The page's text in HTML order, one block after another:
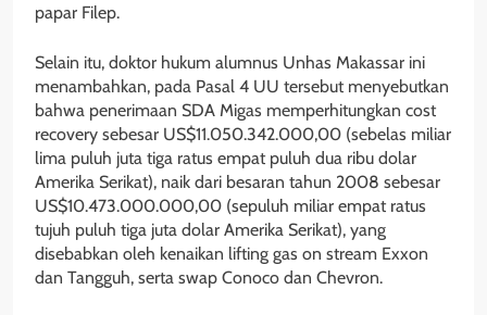
papar Filep.
Selain itu, doktor hukum alumnus Unhas Makassar ini
menambahkan, pada Pasal 4 UU tersebut menyebutkan
bahwa penerimaan SDA Migas memperhitungkan cost
recovery sebesar US$11.050.342.000,00 (sebelas miliar
lima puluh juta tiga ratus empat puluh dua ribu dolar
Amerika Serikat), naik dari besaran tahun 2008 sebesar
US$10.473.000.000,00 (sepuluh miliar empat ratus
tujuh puluh tiga juta dolar Amerika Serikat), yang
disebabkan oleh kenaikan lifting gas on stream Exxon
dan Tangguh, serta swap Conoco dan Chevron.